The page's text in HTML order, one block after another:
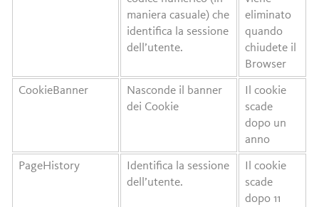
maniera casuale) che
identifica la sessione
dell’utente.
eliminato
quando
chiudete il
Browser
CookieBanner
Nasconde il banner
dei Cookie
Il cookie
scade
dopo un
anno
PageHistory
Identifica la sessione
dell’utente.
Il cookie
scade
dopo 11